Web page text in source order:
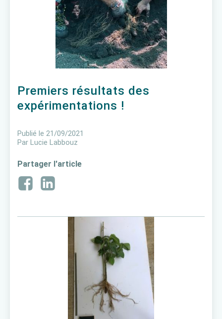
Premiers résultats des
expérimentations !
Publié le 21/09/2021
Par Lucie Labbouz
Partager l'article